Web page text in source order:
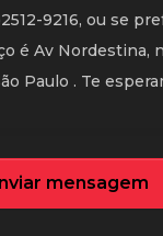
9216, ou se
é Av Nordestina,
Paulo . Te
mensagem